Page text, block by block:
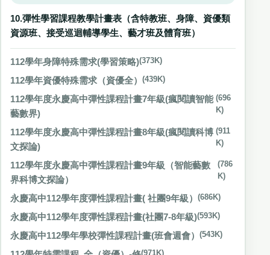
10.彈性學習課程教學計畫表（含特教班、身障、資優類
資源班、接受巡迴輔導學生、藝才班及體育班）
112學年身障特殊需求(學習策略)(373K)
112學年資優特殊需求（資優全） (439K)
112學年度永慶高中彈性課程計畫7年級(瘋閱讀智能
藝數界)
(696
K)
112學年度永慶高中彈性課程計畫8年級(瘋閱讀科博
文探論)
(911
K)
112學年度永慶高中彈性課程計畫9年級（智能藝數
界科博文探論）
(786
K)
永慶高中112學年度彈性課程計畫( 社團9年級） (686K)
永慶高中112學年度彈性課程計畫(社團7-8年級)(593K)
永慶高中112學年學校彈性課程計畫(班會週會） (543K)
(971K)